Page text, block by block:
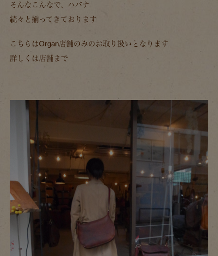
そんなこんなで、ハバナ
続々と揃ってきております
こちらはOrgan店舗のみのお取り扱いとなります
詳しくは店舗まで